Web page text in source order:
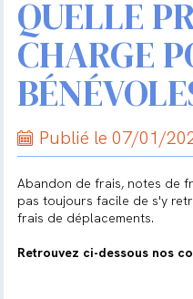
QUELLE
CHARGE
Publié le 07/01/
Abandon de frais, notes de
pas toujours facile de s'y
frais de déplacements.
Retrouvez ci-dessous nos